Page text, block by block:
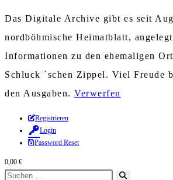
Das Digitale Archive gibt es seit
nordböhmische Heimatblatt,
Informationen zu den ehemaligen
Schluck `schen Zippel. Viel Freude
den Ausgaben. Verwerfen
Zum
Inhalt
springen
Registrieren
Login
Password Reset
0,00 €
Diese